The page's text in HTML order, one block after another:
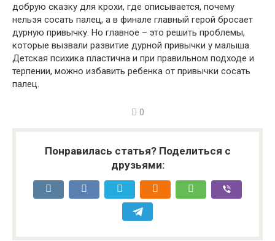
добрую сказку для крохи, где описывается, почему
нельзя сосать палец, а в финале главный герой бросает
дурную привычку. Но главное – это решить проблемы,
которые вызвали развитие дурной привычки у малыша.
Детская психика пластична и при правильном подходе и
терпении, можно избавить ребенка от привычки сосать
палец.
0
Понравилась статья? Поделиться с
друзьями: